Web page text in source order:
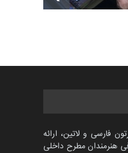
فارسی و لاتین، ارائه
هنرمندان مطرح داخلی